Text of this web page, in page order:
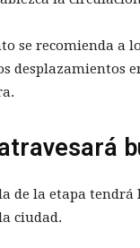
se recomienda a
desplazamientos
de la etapa tendrá
ciudad.